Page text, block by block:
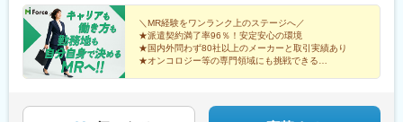
県)、南堀端駅、はりまや橋駅、旦過駅、高見橋駅、熊本城・市役
所前駅、長崎駅(長崎県)、美栄橋駅
州：福岡・大分・宮崎・鹿児島・熊本・佐賀・長崎・沖縄※勤務地
限定～全国転勤（規定あり）の選択可能※配属エリアは希望に応じ
ます。希望範囲外への転勤はありません。※変更の範囲：会社の定
める事業所（リモートワーク含む）
歳（入社4年） 920万円／45歳（入社6年） ※諸手当含む
＼MR経験をワンランク上のステージへ／
★派遣契約満了率96％！安定安心の環境
★国内外問わず80社以上のメーカーと取引実績あり
★オンコロジー等の専門領域にも挑戦できる